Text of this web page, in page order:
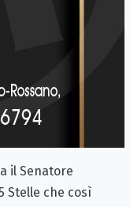
il Senatore
Stelle che così